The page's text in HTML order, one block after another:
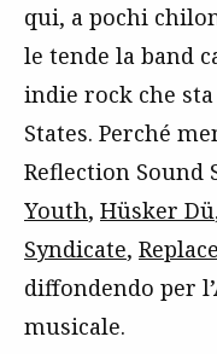
qui, a pochi
le tende la band
indie rock che
States. Perché
Reflection Sound
Youth, Hüsker Dü
Syndicate,
diffondendo per
musicale.